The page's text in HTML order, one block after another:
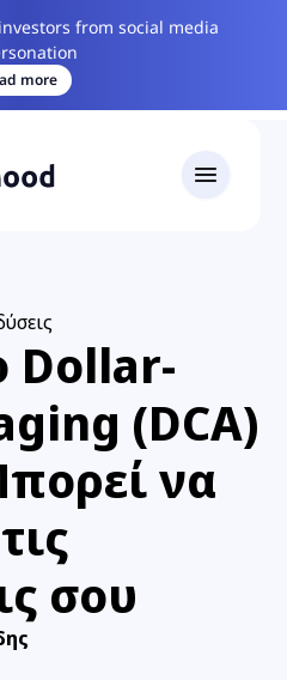
from social media
more
Dollar-
(DCA)
να
σου